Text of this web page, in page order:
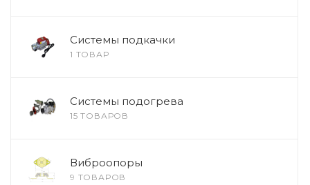
Системы подкачки
1 ТОВАР
Системы подогрева
15 ТОВАРОВ
Виброопоры
9 ТОВАРОВ